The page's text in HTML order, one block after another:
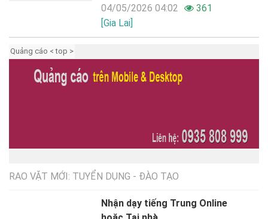
04/05/2026 04:02
361
[Gia Lai]
Quảng cáo < top >
RAO VẶT MỚI: TUYỂN DỤNG - ĐÀO TẠO
Nhận dạy tiếng Trung Online